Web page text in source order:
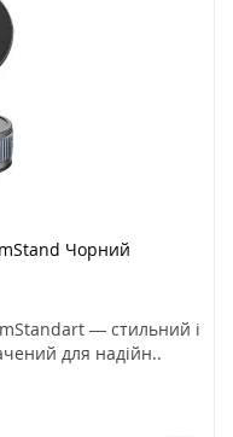
Чорний
— стильний і
для надійн..